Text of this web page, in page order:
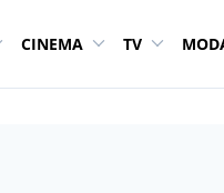
CINEMA TV